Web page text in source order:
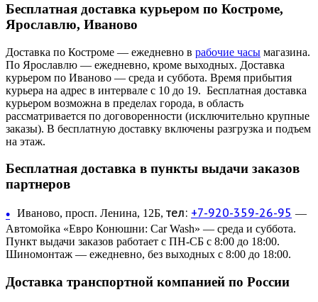
Бесплатная доставка курьером по Костроме,
Ярославлю, Иваново
Доставка по Костроме — ежедневно в рабочие часы магазина.
По Ярославлю — ежедневно, кроме выходных. Доставка
курьером по Иваново — среда и суббота. Время прибытия
курьера на адрес в интервале с 10 до 19. Бесплатная доставка
курьером возможна в пределах города, в область
рассматривается по договоренности (исключительно крупные
заказы). В бесплатную доставку включены разгрузка и подъем
на этаж.
Бесплатная доставка в пункты выдачи заказов
партнеров
• Иваново, просп. Ленина, 12Б, тел: +7-920-359-26-95 —
Автомойка «Евро Конюшни: Car Wash» — среда и суббота.
Пункт выдачи заказов работает с ПН-СБ с 8:00 до 18:00.
Шиномонтаж — ежедневно, без выходных с 8:00 до 18:00.
Доставка транспортной компанией по России